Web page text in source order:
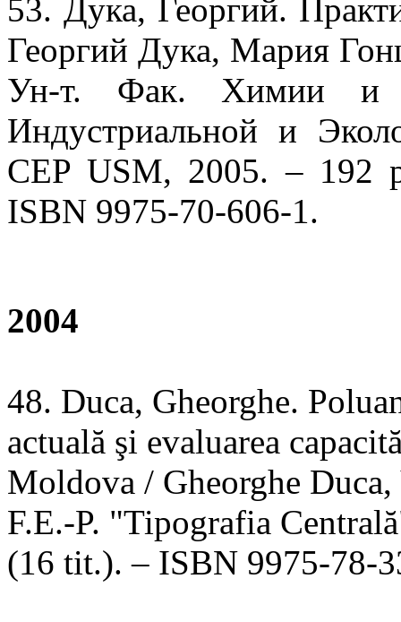
53. Дука, Георгий.
Георгий Дука, Мария
Ун-т. Фак. Химии и
Индустриальной и
CEP USM, 2005. – 192
ISBN 9975-70-606-1.
2004
48. Duca, Gheorghe.
actuală şi evaluarea
Moldova / Gheorghe
F.E.-P. "Tipografia
(16 tit.). – ISBN 9975-78-